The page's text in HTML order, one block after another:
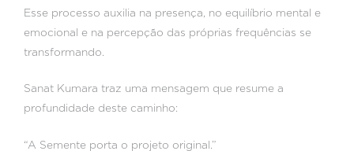
Esse processo auxilia na presença, no equilíbrio mental e
emocional e na percepção das próprias frequências se
transformando.
Sanat Kumara traz uma mensagem que resume a
profundidade deste caminho:
“A Semente porta o projeto original.”